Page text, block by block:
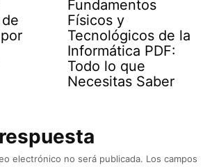
Fundamentos
Físicos y
Tecnológicos de la
Informática PDF:
Todo lo que
Necesitas Saber
electrónico no será publicada. Los campos